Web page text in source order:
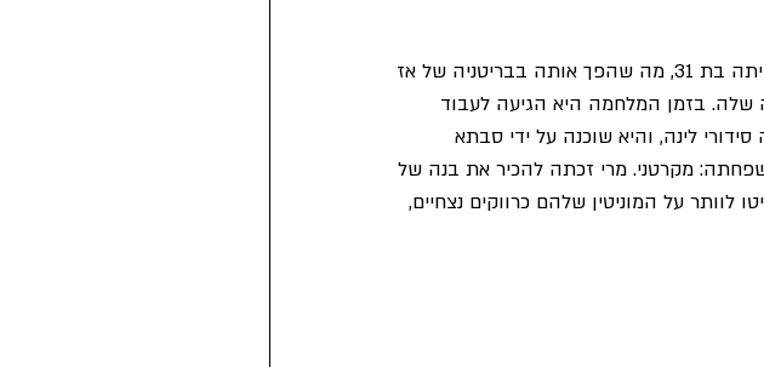
מרי, בתו של כורה פחם אירי, לא חשבה כבר שהיא תתחתן. היא הייתה בת 31, מה שהפך אותה בבריטניה של אז
בזמן המלחמה היא הגיעה לעבוד
לינה, והיא שוכנה על ידי סבתא
מקרטני. מרי זכתה להכיר את בנה של
החליטו לוותר על המוניטין שלהם כרווקים נצחיים,